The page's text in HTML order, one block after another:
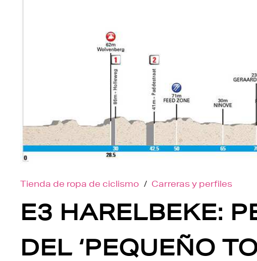
Tienda de ropa de ciclismo / Carreras y perfiles
E3 HARELBEKE:
DEL ‘PEQUEÑO